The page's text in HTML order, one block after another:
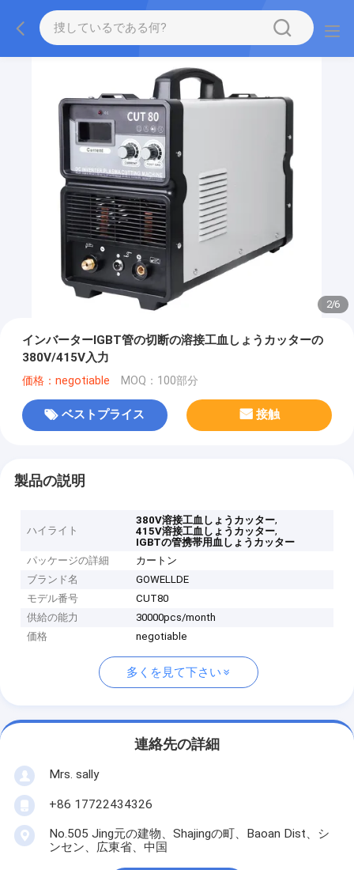
2/6
インバーターIGBT管の切断の溶接工血しょうカッターの
380V/415V入力
価格：negotiable MOQ：100部分
ベストプライス 接触
製品の説明
ハイライト
380V溶接工血しょうカッター,
415V溶接工血しょうカッター,
IGBTの管携帯用血しょうカッター
パッケージの詳細
カートン
ブランド名
GOWELLDE
モデル番号
CUT80
供給の能力
30000pcs/month
価格
negotiable
多くを見て下さい
連絡先の詳細
Mrs. sally
+86 17722434326
No.505 Jing元の建物、Shajingの町、Baoan Dist、シ
ンセン、広東省、中国